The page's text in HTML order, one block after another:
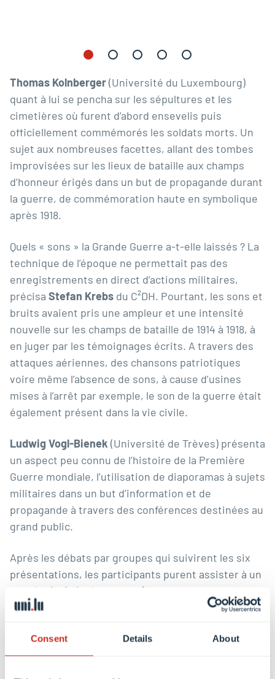
Consent Details About
Thomas Kolnberger(Université du Luxembourg)
quant à lui se pencha sur les sépultures et les
cimetières où furent d’abord ensevelis puis
officiellement commémorés les soldats morts. Un
sujet aux nombreuses facettes, allant des tombes
improvisées sur les lieux de bataille aux champs
d’honneur érigés dans un but de propagande durant
la guerre, de commémoration haute en symbolique
après 1918.
Quels « sons » la Grande Guerre a-t-elle laissés ? La
technique de l’époque ne permettait pas des
enregistrements en direct d’actions militaires,
précisa Stefan Krebs du C²DH. Pourtant, les sons et
bruits avaient pris une ampleur et une intensité
nouvelle sur les champs de bataille de 1914 à 1918, à
en juger par les témoignages écrits. A travers des
attaques aériennes, des chansons patriotiques
voire même l’absence de sons, à cause d’usines
mises à l’arrêt par exemple, le son de la guerre était
également présent dans la vie civile.
Ludwig Vogl-Bienek (Université de Trèves) présenta
un aspect peu connu de l’histoire de la Première
Guerre mondiale, l’utilisation de diaporamas à sujets
militaires dans un but d’information et de
propagande à travers des conférences destinées au
grand public.
Après les débats par groupes qui suivirent les six
présentations, les participants purent assister à un
spectacle de lanterne magique
« Illuminago » montrant des diapositives des
projection historique et ceci dans un contexte de
mise en scène théâtrale.